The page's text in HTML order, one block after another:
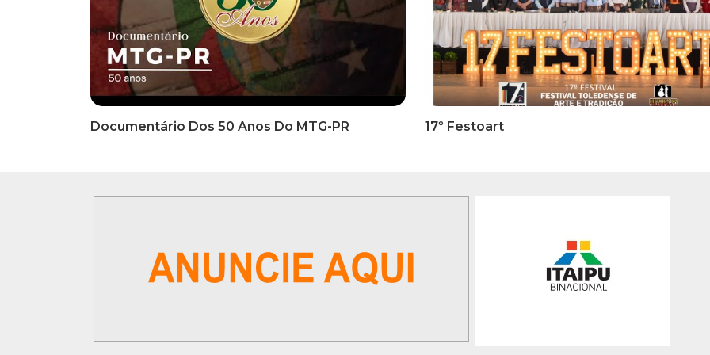
INFORMATIVOS
EDITAL DE CONVOCAÇÃO Nº
002/2026 - PROCESSO DE
SELEÇÃO DE EMPRESA PARA
PRESTAÇÃO DE SERVIÇOS DE
MARKETING E COMUNICAÇÃO
INFORMATIVOS
COMUNICADO OFICIAL -
Inscrições Para A 1ª Etapa
Classificatória Do 35º FEPART,
Que Ocorrerá Do Dia 05 Ao Dia
07 De Junho De 2026
INFORMATIVOS
EDITAL 3/2026 –
INSCRIÇÕES 1ª ETAPA
CLASSIFICATÓRIA DO 35°
FEPART